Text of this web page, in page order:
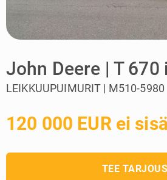
John Deere | T 670
LEIKKUUPUIMURIT | M510-5980
120 000 EUR ei
TEE